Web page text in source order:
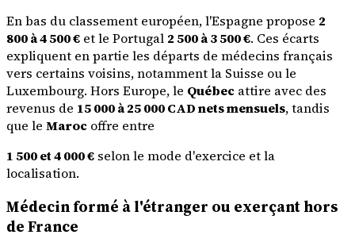
En bas du classement européen, l'Espagne propose 2
800 à 4 500 € et le Portugal 2 500 à 3 500 €. Ces écarts
expliquent en partie les départs de médecins français
vers certains voisins, notamment la Suisse ou le
Luxembourg. Hors Europe, le Québec attire avec des
revenus de 15 000 à 25 000 CAD nets mensuels, tandis
que le Maroc offre entre
1 500 et 4 000 € selon le mode d'exercice et la
localisation.
Médecin formé à l'étranger ou exerçant hors
de France